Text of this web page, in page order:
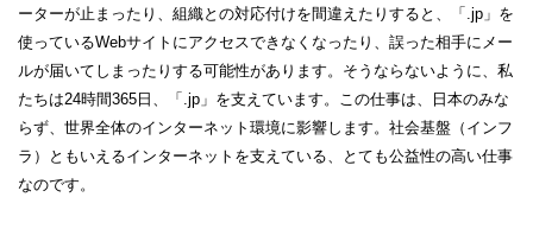
ーターが止まったり、組織との対応付けを間違えたりすると、「.jp」を
使っているWebサイトにアクセスできなくなったり、誤った相手にメー
ルが届いてしまったりする可能性があります。そうならないように、私
たちは24時間365日、「.jp」を支えています。この仕事は、日本のみな
らず、世界全体のインターネット環境に影響します。社会基盤（インフ
ラ）ともいえるインターネットを支えている、とても公益性の高い仕事
なのです。